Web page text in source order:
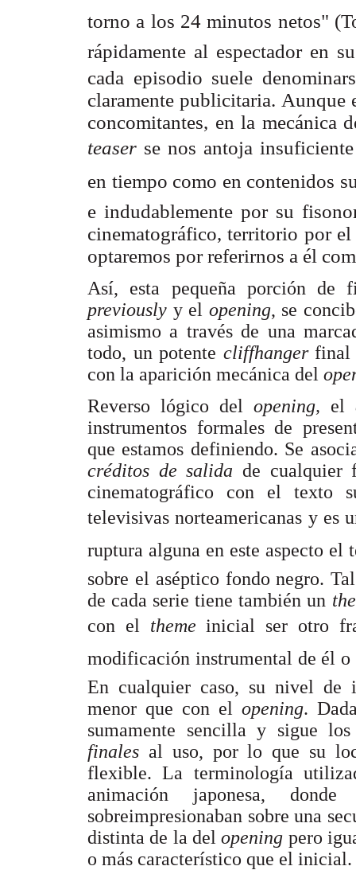
torno a los 24 minutos netos"
rápidamente al espectador en
cada episodio suele
claramente publicitaria. Aunque
concomitantes, en la mecánica
teaser se nos antoja
en tiempo como en contenidos
e indudablemente por su
cinematográfico, territorio por
optaremos por referirnos a él
Así, esta pequeña porción de
previously y el opening, se
asimismo a través de una
todo, un potente cliffhangerfinal
con la aparición mecánica del
Reverso lógico del opening, el
instrumentos formales de
que estamos definiendo. Se
créditos de salida de
cinematográfico con el texto
televisivas norteamericanas y
ruptura alguna en este aspecto
sobre el aséptico fondo negro.
de cada serie tiene también un
con el theme inicial ser otro
modificación instrumental de él
En cualquier caso, su nivel de
menor que con el opening.
sumamente sencilla y sigue
finales al uso, por lo que su
flexible. La terminología
animación japonesa,
sobreimpresionaban sobre una
distinta de la delopening pero
o más característico que el inicial.